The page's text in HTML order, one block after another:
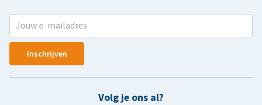
Inschrijven
Volg je ons al?